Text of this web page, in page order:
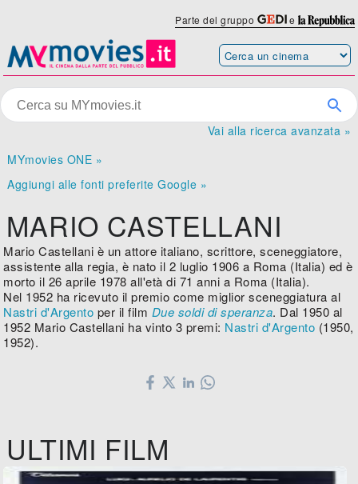
Parte del gruppo e
Vai alla ricerca avanzata »
MYmovies ONE »
Aggiungi alle fonti preferite Google »
MARIO CASTELLANI
Mario Castellani è un attore italiano, scrittore, sceneggiatore,
assistente alla regia, è nato il 2 luglio 1906 a Roma (Italia) ed è
morto il 26 aprile 1978 all'età di 71 anni a Roma (Italia).
Nel 1952 ha ricevuto il premio come miglior sceneggiatura al
Nastri d'Argento per il film Due soldi di speranza. Dal 1950 al
1952 Mario Castellani ha vinto 3 premi: Nastri d'Argento (1950,
1952).
ULTIMI FILM